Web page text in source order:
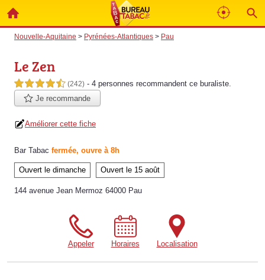
Nouvelle-Aquitaine > Pyrénées-Atlantiques > Pau
Le Zen
4,5 étoiles sur 5 (242) - 4 personnes recommandent ce buraliste.
Je recommande
Améliorer cette fiche
Bar Tabac fermée, ouvre à 8h
Ouvert le dimanche Ouvert le 15 août
144 avenue Jean Mermoz 64000 Pau
Appeler Horaires Localisation